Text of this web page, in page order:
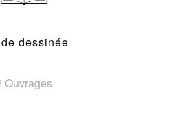
dessinée
Ouvrages